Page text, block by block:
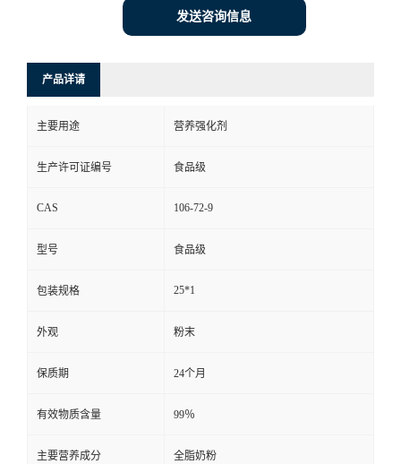
发送咨询信息
产品详请
主要用途 营养强化剂
生产许可证编号 食品级
CAS 106-72-9
型号 食品级
包装规格 25*1
外观 粉末
保质期 24个月
有效物质含量 99％
主要营养成分 全脂奶粉